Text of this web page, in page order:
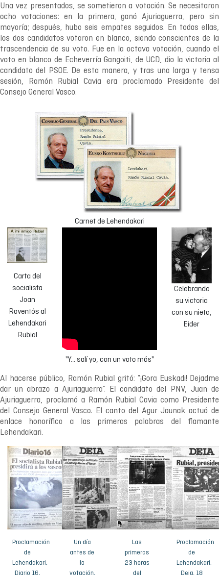
Una vez presentados, se sometieron a votación. Se necesitaron
ocho votaciones: en la primera, ganó Ajuriaguerra, pero sin
mayoría; después, hubo seis empates seguidos. En todas ellas,
los dos candidatos votaron en blanco, siendo conscientes de la
trascendencia de su voto. Fue en la octava votación, cuando el
voto en blanco de Echeverría Gangoiti, de UCD, dio la victoria al
candidato del PSOE. De esta manera, y tras una larga y tensa
sesión, Ramón Rubial Cavia era proclamado Presidente del
Consejo General Vasco.
Carnet de Lehendakari
Carta del
socialista
Joan
Raventós al
Lehendakari
Rubial
"Y... salí yo, con un voto más"
Celebrando
su victoria
con su nieta,
Eider
Al hacerse público, Ramón Rubial gritó: “¡Gora Euskadi! Dejadme
dar un abrazo a Ajuriaguerra”. El candidato del PNV, Juan de
Ajuriaguerra, proclamó a Ramón Rubial Cavia como Presidente
del Consejo General Vasco. El canto del Agur Jaunak actuó de
enlace honorífico a las primeras palabras del flamante
Lehendakari.
Proclamación
de
Lehendakari,
Diario 16,
Un día
antes de
la
votación,
Las
primeras
23 horas
del
Proclamación
de
Lehendakari,
Deia, 18